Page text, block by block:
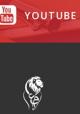
YOUTUBE